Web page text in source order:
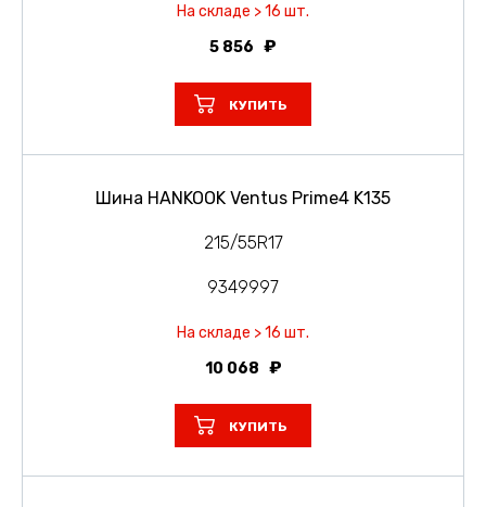
На складе > 16 шт.
5 856
КУПИТЬ
Шина HANKOOK Ventus Prime4 K135
215/55R17
9349997
На складе > 16 шт.
10 068
КУПИТЬ